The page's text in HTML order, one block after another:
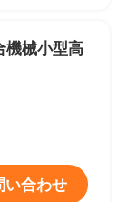
機械小型高
い合わせ